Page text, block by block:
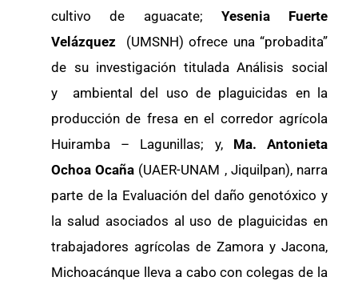
cultivo de aguacate; Yesenia Fuerte
Velázquez (UMSNH) ofrece una “probadita”
de su investigación titulada Análisis social
y ambiental del uso de plaguicidas en la
producción de fresa en el corredor agrícola
Huiramba – Lagunillas; y, Ma. Antonieta
Ochoa Ocaña (UAER-UNAM , Jiquilpan), narra
parte de la Evaluación del daño genotóxico y
la salud asociados al uso de plaguicidas en
trabajadores agrícolas de Zamora y Jacona,
Michoacánque lleva a cabo con colegas de la